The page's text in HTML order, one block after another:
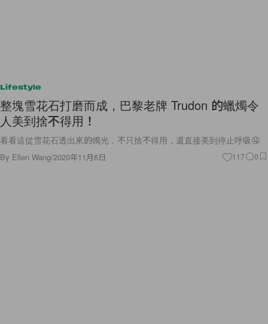
Lifestyle
整塊雪花石打磨而成，巴黎老牌 Trudon 的蠟燭令
人美到捨不得用！
看看這從雪花石透出來的燭光，不只捨不得用，還直接美到停止呼吸🤤
By Ellen Wang/2020年11月6日 117 0